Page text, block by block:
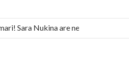
Sara Nukina are nevoie de ajutorul
României